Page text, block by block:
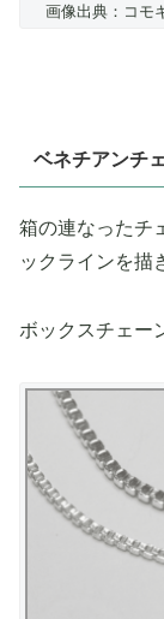
画像出典：コモ
ベネチアンチ
箱の連なったチ
ックラインを描
ボックスチェー